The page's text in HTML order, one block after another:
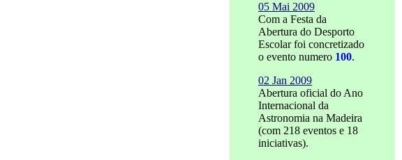
05 Mai 2009
Com a Festa da
Abertura do Desporto
Escolar foi concretizado
o evento numero 100.
02 Jan 2009
Abertura oficial do Ano
Internacional da
Astronomia na Madeira
(com 218 eventos e 18
iniciativas).